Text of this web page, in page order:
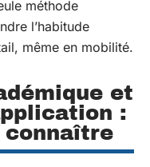
méthode
l’habitude
même en mobilité.
et
: